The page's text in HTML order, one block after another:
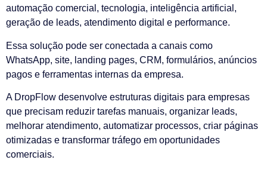
automação comercial, tecnologia, inteligência artificial,
geração de leads, atendimento digital e performance.
Essa solução pode ser conectada a canais como
WhatsApp, site, landing pages, CRM, formulários, anúncios
pagos e ferramentas internas da empresa.
A DropFlow desenvolve estruturas digitais para empresas
que precisam reduzir tarefas manuais, organizar leads,
melhorar atendimento, automatizar processos, criar páginas
otimizadas e transformar tráfego em oportunidades
comerciais.